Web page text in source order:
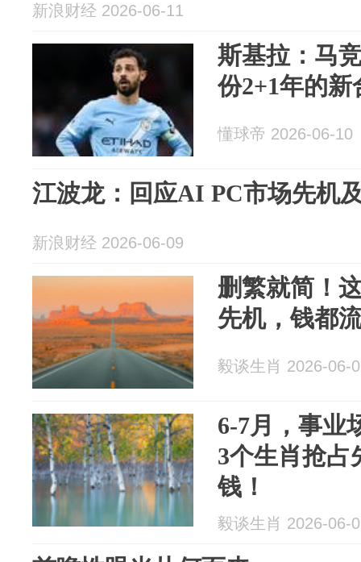
新浪财经 2026-06-11
斯基拉：马
份2+1年的新
懂球帝 2026-06-10
江波龙：回应AI PC市场先机
新浪财经 2026-06-09
删繁就简！
先机，钱都
毅谈生肖 2026-06-
6-7月，事业
3个生肖抢占
钱！
毅谈生肖 2026-06-